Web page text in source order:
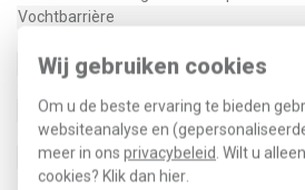
Wij gebruiken cookies
Om u de beste ervaring te bieden
websiteanalyse en
meer in ons privacybeleid . Wilt u
cookies? Klik dan hier
Vochtbarrière
Met aardgeleider
Rookarm volgens EN 61034-2
Halogeenvrij volgens EN 60754-1/2
Oliebestendig volgens IEC 60811-404
Koudebestendig volgens EN 60811-